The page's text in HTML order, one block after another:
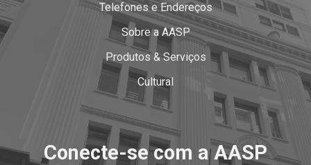
Telefones e Endereços
Sobre a AASP
Produtos & Serviços
Cultural
Conecte-se com a AASP